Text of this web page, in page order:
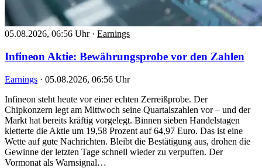
05.08.2026, 06:56 Uhr · Earnings
Infineon Aktie: Bewährungsprobe vor den Zahlen
Earnings · 05.08.2026, 06:56 Uhr
Infineon steht heute vor einer echten Zerreißprobe. Der
Chipkonzern legt am Mittwoch seine Quartalszahlen vor – und der
Markt hat bereits kräftig vorgelegt. Binnen sieben Handelstagen
kletterte die Aktie um 19,58 Prozent auf 64,97 Euro. Das ist eine
Wette auf gute Nachrichten. Bleibt die Bestätigung aus, drohen die
Gewinne der letzten Tage schnell wieder zu verpuffen. Der
Vormonat als Warnsignal…